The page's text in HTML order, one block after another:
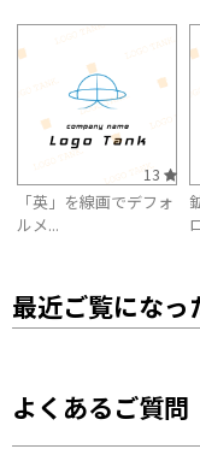
13
「英」を線画でデフォ
ルメ...
最近ご覧になっ
よくあるご質問